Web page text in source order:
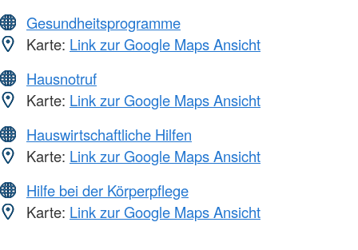
Gesundheitsprogramme
Karte: Link zur Google Maps Ansicht
Hausnotruf
Karte: Link zur Google Maps Ansicht
Hauswirtschaftliche Hilfen
Karte: Link zur Google Maps Ansicht
Hilfe bei der Körperpflege
Karte: Link zur Google Maps Ansicht